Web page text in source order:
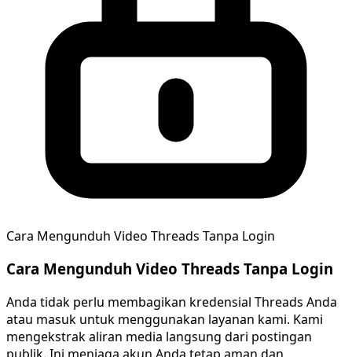
Cara Mengunduh Video Threads Tanpa Login
Cara Mengunduh Video Threads Tanpa Login
Anda tidak perlu membagikan kredensial Threads Anda
atau masuk untuk menggunakan layanan kami. Kami
mengekstrak aliran media langsung dari postingan